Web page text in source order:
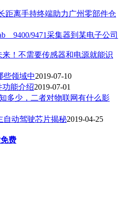
距离手持终端助力广州零部件仓
9400/9471采集器到某电子公司
！不需要传感器和电源就能识
些领域中2019-07-10
功能介绍2019-07-01
少，二者对物联网有什么影
自动驾驶芯片揭秘2019-04-25
费